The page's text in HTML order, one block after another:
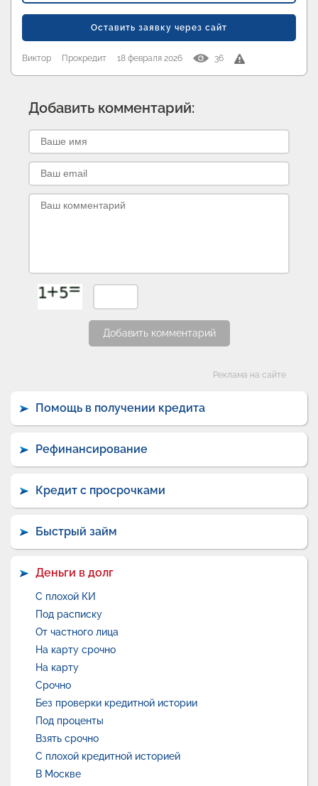
Оставить заявку через сайт
Виктор Прокредит 18 февраля 2026 36
Добавить комментарий:
Добавить комментарий
Реклама на сайте
Помощь в получении кредита
Рефинансирование
Кредит с просрочками
Быстрый займ
Деньги в долг
С плохой КИ
Под расписку
От частного лица
На карту срочно
На карту
Срочно
Без проверки кредитной истории
Под проценты
Взять срочно
С плохой кредитной историей
В Москве